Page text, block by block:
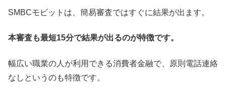
SMBCモビットは、簡易審査ではすぐに結果が出ます。
本審査も最短15分で結果が出るのが特徴です。
幅広い職業の人が利用できる消費者金融で、原則電話連絡
なしというのも特徴です。